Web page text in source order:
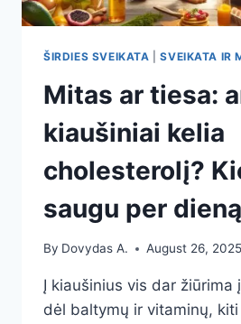
ŠIRDIES SVEIKATA |SVEIKATA IR
Mitas ar tiesa:
kiaušiniai kelia
cholesterolį?
saugu per
By Dovydas A. August 26, 2025
Į kiaušinius vis dar žiūrima
dėl baltymų ir vitaminų,